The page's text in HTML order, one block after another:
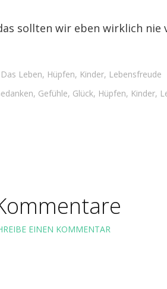
sollten wir eben wirklich nie
Das Leben, Hüpfen, Kinder, Lebensfreude
, Gefühle, Glück, Hüpfen, Kinder,
EINEN KOMMENTAR